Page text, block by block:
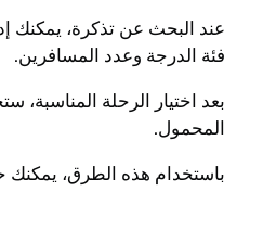
عند البحث عن تذكرة، يمكنك
فئة الدرجة وعدد المسافرين.
بعد اختيار الرحلة المناسبة،
المحمول.
باستخدام هذه الطرق، يمكنك